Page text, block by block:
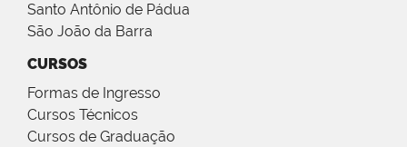
Santo Antônio de Pádua
São João da Barra
CURSOS
Formas de Ingresso
Cursos Técnicos
Cursos de Graduação